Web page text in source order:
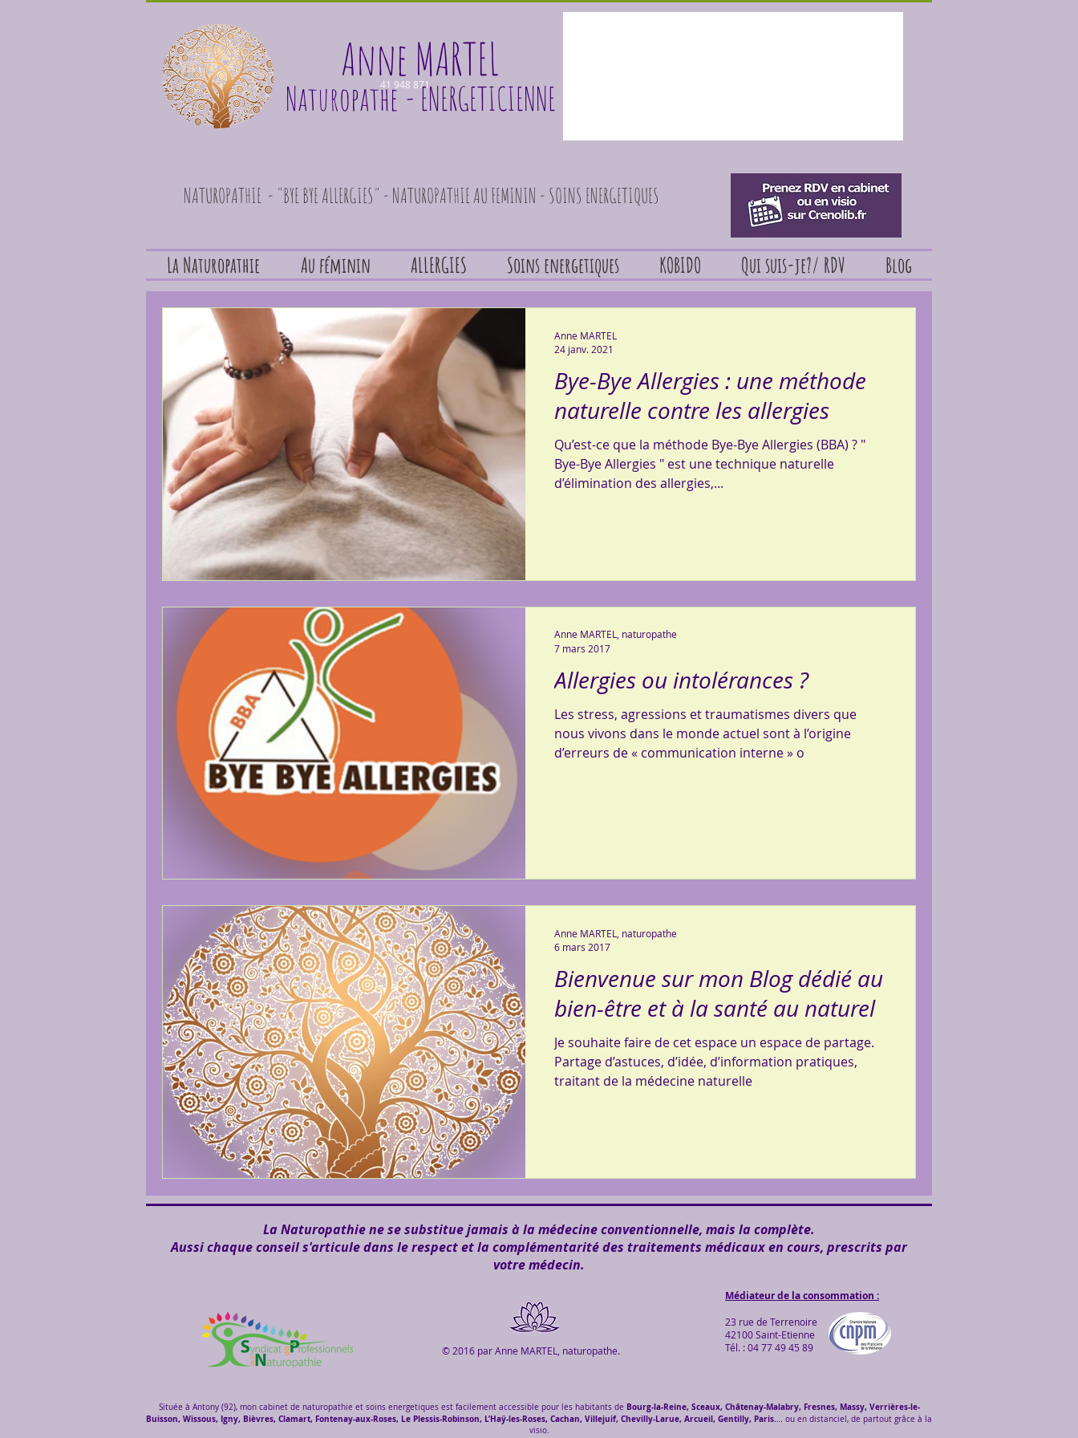
Anne MARTEL
Naturopathe- ENERGETICIENNE
41 948 871
NATUROPATHIE - "BYE BYE ALLERGIES" - NATUROPATHIE AU FEMININ - SOINS ENERGETIQUES
La Naturopathie Au féminin ALLERGIES Soins energetiques KOBIDO Qui suis-je?/ RDV Blog
Bye-Bye Allergies : une méthode
naturelle contre les allergies
Qu’est-ce que la méthode Bye-Bye Allergies (BBA) ? "
Bye-Bye Allergies " est une technique naturelle
d’élimination des allergies,...
Anne MARTEL
24 janv. 2021
Allergies ou intolérances ?
Les stress, agressions et traumatismes divers que
nous vivons dans le monde actuel sont à l’origine
d’erreurs de « communication interne » o
Anne MARTEL, naturopathe
7 mars 2017
Bienvenue sur mon Blog dédié au
bien-être et à la santé au naturel
Je souhaite faire de cet espace un espace de partage.
Partage d’astuces, d’idée, d’information pratiques,
traitant de la médecine naturelle
Anne MARTEL, naturopathe
6 mars 2017
La Naturopathie ne se substitue jamais à la médecine conventionnelle, mais la complète.
Aussi chaque conseil s'articule dans le respect et la complémentarité des traitements médicaux en cours, prescrits par
votre médecin.
Naturopathe
© 2016 par Anne MARTEL, naturopathe.
Médiateur de la consommation :
23 rue de Terrenoire
42100 Saint-Etienne
Tél. : 04 77 49 45 89
Située à Antony (92), mon cabinet de naturopathie et soins energetiques est facilement accessible pour les habitants de Bourg-la-Reine, Sceaux, Châtenay-Malabry, Fresnes, Massy, Verrières-le-
Buisson, Wissous, Igny, Bièvres, Clamart, Fontenay-aux-Roses, Le Plessis-Robinson, L’Haÿ-les-Roses, Cachan, Villejuif, Chevilly-Larue, Arcueil, Gentilly, Paris. … ou en distanciel, de partout grâce à la
visio.